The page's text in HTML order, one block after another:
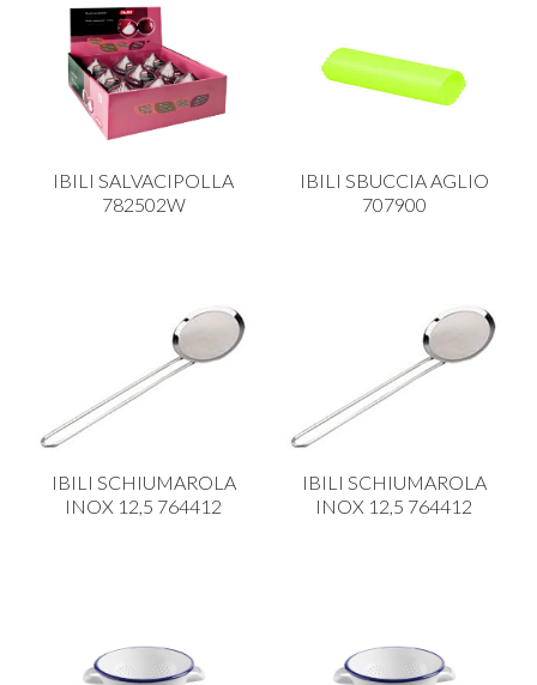
IBILI SALVACIPOLLA
782502W
IBILI SBUCCIA AGLIO
707900
IBILI SCHIUMAROLA
INOX 12,5 764412
IBILI SCHIUMAROLA
INOX 12,5 764412